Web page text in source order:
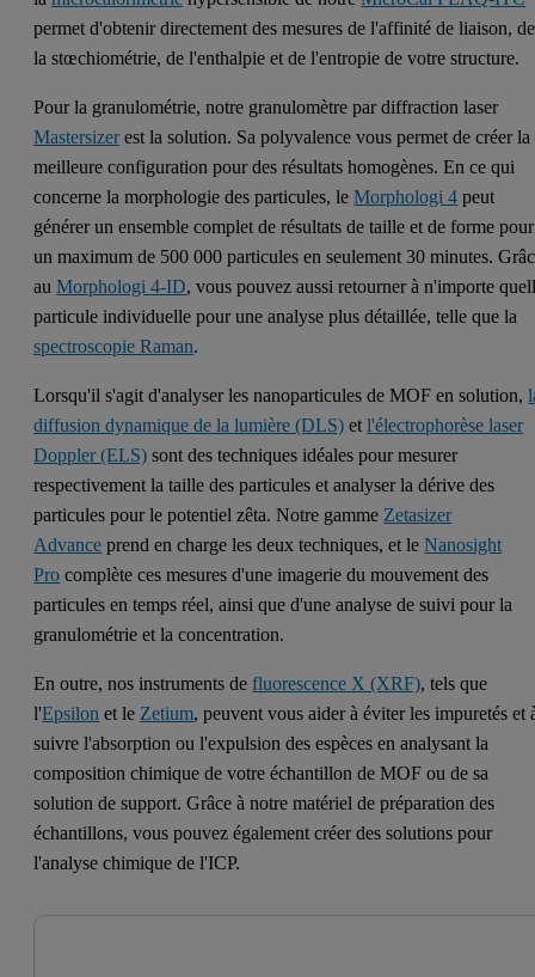
permet d'obtenir directement des mesures de l'affinité de liaison, de
la stœchiométrie, de l'enthalpie et de l'entropie de votre structure.
Pour la granulométrie, notre granulomètre par diffraction laser
Mastersizerest la solution. Sa polyvalence vous permet de créer la
meilleure configuration pour des résultats homogènes. En ce qui
concerne la morphologie des particules, leMorphologi 4 peut
générer un ensemble complet de résultats de taille et de forme pour
un maximum de 500 000 particules en seulement 30 minutes.
auMorphologi 4-ID, vous pouvez aussi retourner à n'importe
particule individuelle pour une analyse plus détaillée, telle que la
spectroscopie Raman.
Lorsqu'il s'agit d'analyser les nanoparticules de MOF en solution,
diffusion dynamique de la lumière (DLS) etl'électrophorèse laser
Doppler (ELS) sont des techniques idéales pour mesurer
respectivement la taille des particules et analyser la dérive des
particules pour le potentiel zêta. Notre gamme Zetasizer
Advance prend en charge les deux techniques, et leNanosight
Pro complète ces mesures d'une imagerie du mouvement des
particules en temps réel, ainsi que d'une analyse de suivi pour la
granulométrie et la concentration.
En outre, nos instruments defluorescence X (XRF), tels que
l'Epsilon et le Zetium, peuvent vous aider à éviter les impuretés et
suivre l'absorption ou l'expulsion des espèces en analysant la
composition chimique de votre échantillon de MOF ou de sa
solution de support. Grâce à notre matériel de préparation des
échantillons, vous pouvez également créer des solutions pour
l'analyse chimique de l'ICP.